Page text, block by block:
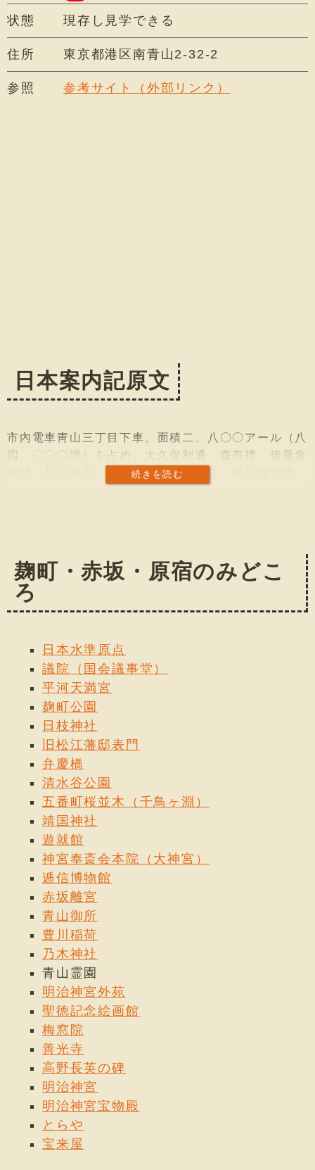
状態 現存し見学できる
住所 東京都港区南青山2-32-2
参照 参考サイト（外部リンク）
日本案内記原文
続きを読む
市內電車靑山三丁目下車、面積二、八〇〇アール（八
四、〇〇〇坪）を占め、大久保利通、森有禮、後藤象
次郞、川上操六、西鄕從道、黑田淸隆、兒玉源太郞、
麹町・赤坂・原宿のみどこ
ろ
日本水準原点
議院（国会議事堂）
平河天満宮
麹町公園
日枝神社
旧松江藩邸表門
弁慶橋
清水谷公園
五番町桜並木（千鳥ヶ淵）
靖国神社
遊就館
神宮奉斎会本院（大神宮）
逓信博物館
赤坂離宮
青山御所
豊川稲荷
乃木神社
青山霊園
明治神宮外苑
聖徳記念絵画館
梅窓院
善光寺
高野長英の碑
明治神宮
明治神宮宝物殿
とらや
宝来屋